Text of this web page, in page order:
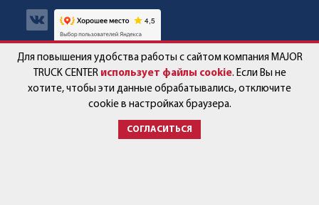
Авто в наличии
Спецпредложения
Контакты
Работа в компании
Новости
Для повышения удобства работы с сайтом компания MAJOR
TRUCK CENTER использует файлы cookie. Если Вы не
хотите, чтобы эти данные обрабатывались, отключите
cookie в настройках браузера.
СОГЛАСИТЬСЯ